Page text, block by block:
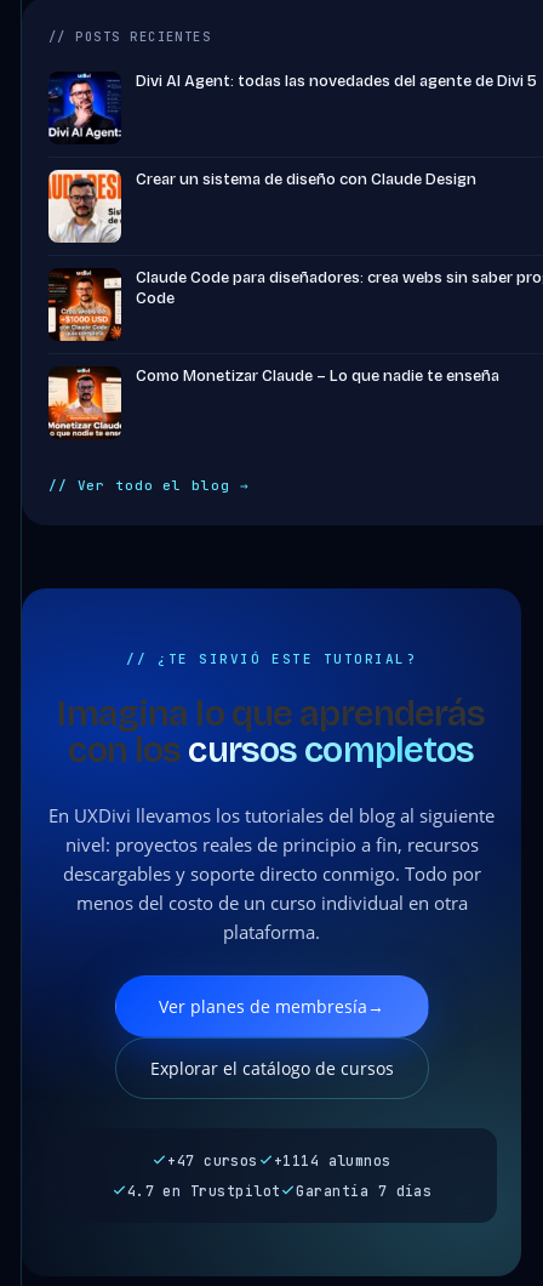
// POSTS RECIENTES
Divi AI Agent: todas las novedades del agente de Divi 5
Crear un sistema de diseño con Claude Design
Claude Code para diseñadores: crea webs sin saber
Code
Como Monetizar Claude – Lo que nadie te enseña
// Ver todo el blog →
// ¿TE SIRVIÓ ESTE TUTORIAL?
Imagina lo que aprenderás
con los cursos completos
En UXDivi llevamos los tutoriales del blog al siguiente
nivel: proyectos reales de principio a fin, recursos
descargables y soporte directo conmigo. Todo por
menos del costo de un curso individual en otra
plataforma.
Ver planes de membresía→
Explorar el catálogo de cursos
+47 cursos
+1114 alumnos
4.7 en Trustpilot
Garantía 7 días